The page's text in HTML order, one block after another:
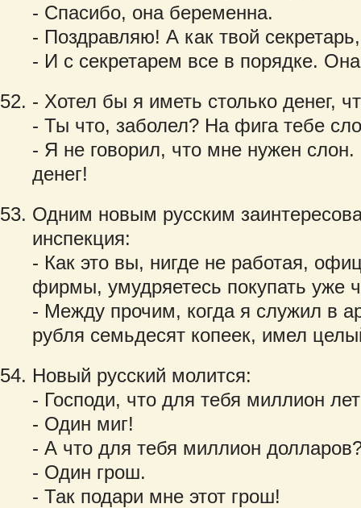
- Спасибо, она беременна.
- Поздравляю! А как твой
- И с секретарем все в порядке.
- Хотел бы я иметь столько денег,
- Ты что, заболел? На фига тебе
- Я не говорил, что мне нужен
денег!
Одним новым русским
инспекция:
- Как это вы, нигде не работая,
фирмы, умудряетесь покупать уже
- Между прочим, когда я служил в
рубля семьдесят копеек, имел
Новый русский молится:
- Господи, что для тебя миллион
- Один миг!
- А что для тебя миллион
- Один грош.
- Так подари мне этот грош!